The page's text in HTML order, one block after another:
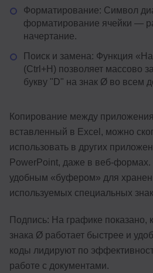
Форматирование: Символ
форматирование ячейки —
начертание.
Поиск и замена: Функция
(Ctrl+H) позволяет массово
букву "D" на знак Ø во всем
Копирование между
вставленный в Excel, можно
использовать в других
PowerPoint, даже в веб-формах.
удобным «буфером» для
используемых специальных
Подпись: На графике показано,
знака Ø работает быстрее и
коды лидируют по
работе с документами.